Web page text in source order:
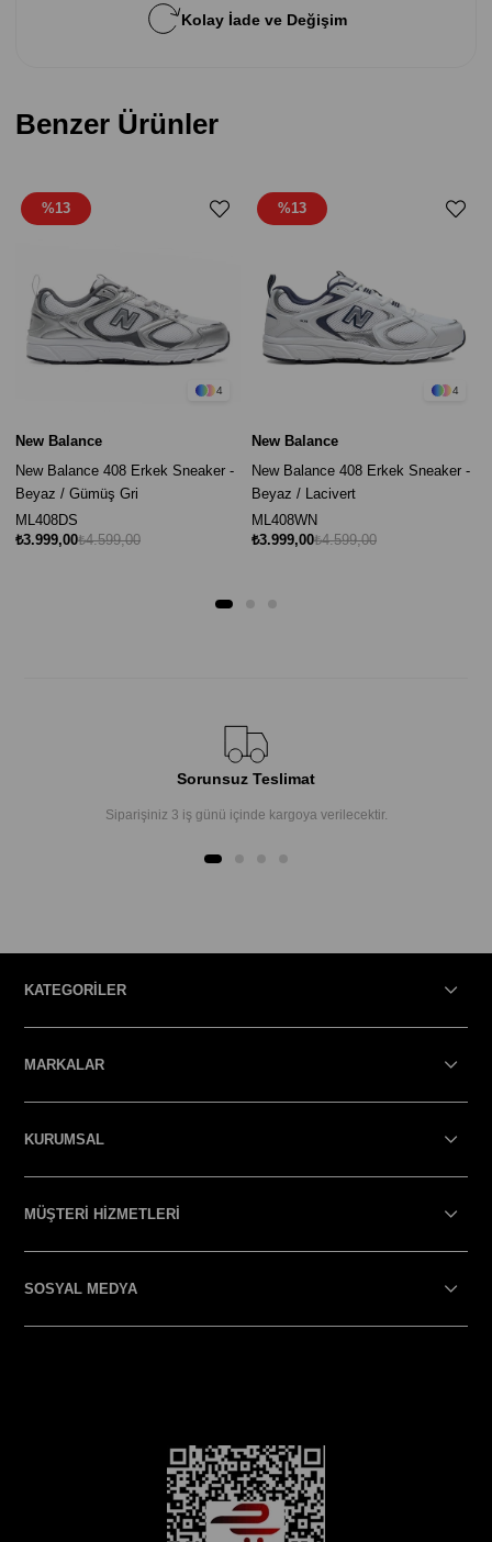
Kolay İade ve Değişim
Benzer Ürünler
4
New Balance
New Balance 408 Erkek Sneaker -
Beyaz / Gümüş Gri
ML408DS
₺3.999,00₺4.599,00
%13
4
New Balance
New Balance 408 Erkek Sneaker -
Beyaz / Lacivert
ML408WN
₺3.999,00₺4.599,00
%13
Sorunsuz Teslimat
Siparişiniz 3 iş günü içinde kargoya verilecektir.
KATEGORİLER
MARKALAR
KURUMSAL
MÜŞTERİ HİZMETLERİ
SOSYAL MEDYA